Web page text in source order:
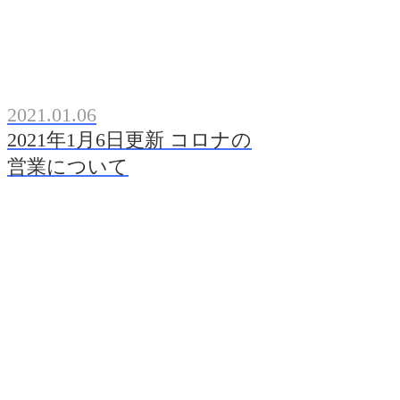
2021.01.06
2021年1月6日更新 コロナの
営業について